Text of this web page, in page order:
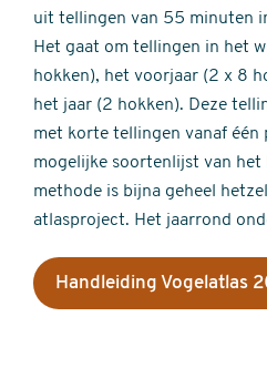
uit tellingen van 55 minuten
Het gaat om tellingen in het
hokken), het voorjaar (2 x 8
het jaar (2 hokken). Deze
met korte tellingen vanaf één
mogelijke soortenlijst van het
methode is bijna geheel
atlasproject. Het jaarrond
Handleiding Vogelatlas